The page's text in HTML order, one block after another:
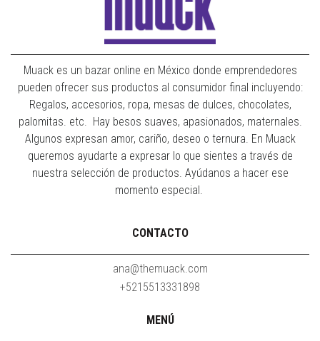
Muack es un bazar online en México donde emprendedores
pueden ofrecer sus productos al consumidor final incluyendo:
Regalos, accesorios, ropa, mesas de dulces, chocolates,
palomitas. etc. Hay besos suaves, apasionados, maternales.
Algunos expresan amor, cariño, deseo o ternura. En Muack
queremos ayudarte a expresar lo que sientes a través de
nuestra selección de productos. Ayúdanos a hacer ese
momento especial.
CONTACTO
ana@themuack.com
+5215513331898
MENÚ